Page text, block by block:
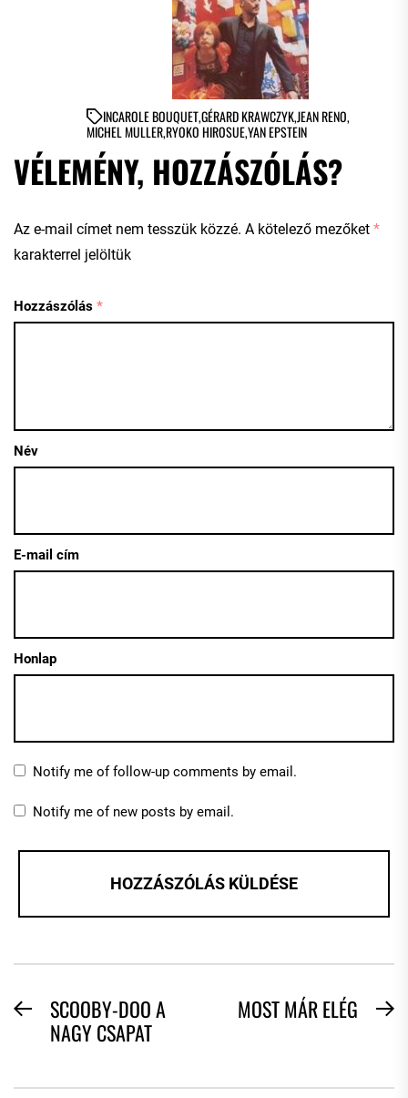
INCAROLE BOUQUET,GÉRARD KRAWCZYK,JEAN RENO,
MICHEL MULLER,RYOKO HIROSUE,YAN EPSTEIN
VÉLEMÉNY, HOZZÁSZÓLÁS?
Az e-mail címet nem tesszük közzé. A kötelező mezőket *
karakterrel jelöltük
Hozzászólás *
Név
E-mail cím
Honlap
Notify me of follow-up comments by email.
Notify me of new posts by email.
BEJEGYZÉS
NAVIGÁCIÓ
PreviousSCOOBY-DOO A
NAGY CSAPAT
MOST MÁR ELÉG